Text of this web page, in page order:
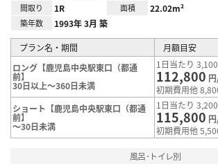
間取り 1R 面積 22.02m²
築年数 1993年 3月 築
プラン名・期間
月額目安
ロング【鹿児島中央駅東口（都通
前】
30日以上～360日未満
1日当たり
112,800
初期費用他
ショート【鹿児島中央駅東口（都通
前】
～30日未満
1日当たり
115,800
初期費用他
風呂･トイレ別